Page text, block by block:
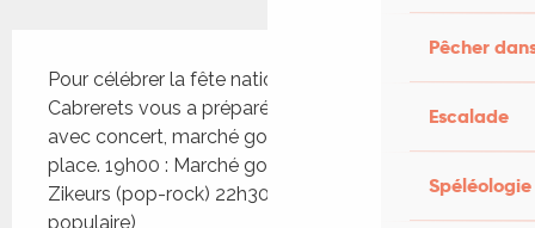
Pêcher
Escalade
Spéléologie
Pour célébrer la fête nationale, le foyer rural de
Cabrerets vous a préparé une soirée spéciale,
avec concert, marché gourmand, bal. Buvette sur
place. 19h00 : Marché gourmand. 20h00 : Serial
Zikeurs (pop-rock) 22h30 : Ambiance FM (bal
populaire)